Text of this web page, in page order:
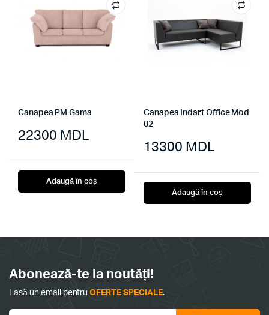
Canapea PM Gama
22300 MDL
Adaugă în coș
Canapea Indart Office Mod
02
13300 MDL
Adaugă în coș
Abonează-te la noutăți!
Lasă un email pentruOFERTE SPECIALE.